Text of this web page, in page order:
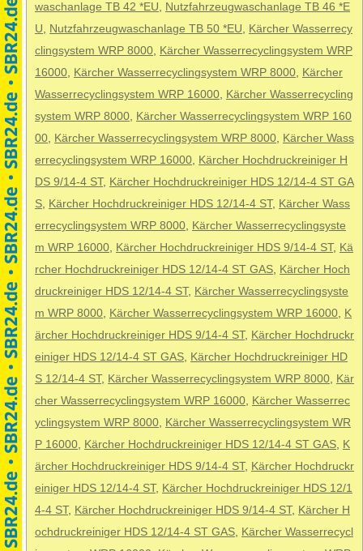
waschanlage TB 42 *EU, Nutzfahrzeugwaschanlage TB 46 *E
U, Nutzfahrzeugwaschanlage TB 50 *EU, Kärcher Wasserrecy
clingsystem WRP 8000, Kärcher Wasserrecyclingsystem WRP
16000, Kärcher Wasserrecyclingsystem WRP 8000, Kärcher
Wasserrecyclingsystem WRP 16000, Kärcher Wasserrecycling
system WRP 8000, Kärcher Wasserrecyclingsystem WRP 160
00, Kärcher Wasserrecyclingsystem WRP 8000, Kärcher Wass
errecyclingsystem WRP 16000, Kärcher Hochdruckreiniger H
DS 9/14-4 ST, Kärcher Hochdruckreiniger HDS 12/14-4 ST GA
S, Kärcher Hochdruckreiniger HDS 12/14-4 ST, Kärcher Wass
errecyclingsystem WRP 8000, Kärcher Wasserrecyclingsyste
m WRP 16000, Kärcher Hochdruckreiniger HDS 9/14-4 ST, Kä
rcher Hochdruckreiniger HDS 12/14-4 ST GAS, Kärcher Hoch
druckreiniger HDS 12/14-4 ST, Kärcher Wasserrecyclingsyste
m WRP 8000, Kärcher Wasserrecyclingsystem WRP 16000, K
ärcher Hochdruckreiniger HDS 9/14-4 ST, Kärcher Hochdruckr
einiger HDS 12/14-4 ST GAS, Kärcher Hochdruckreiniger HD
S 12/14-4 ST, Kärcher Wasserrecyclingsystem WRP 8000, Kär
cher Wasserrecyclingsystem WRP 16000, Kärcher Wasserrec
yclingsystem WRP 8000, Kärcher Wasserrecyclingsystem WR
P 16000, Kärcher Hochdruckreiniger HDS 12/14-4 ST GAS, K
ärcher Hochdruckreiniger HDS 9/14-4 ST, Kärcher Hochdruckr
einiger HDS 12/14-4 ST, Kärcher Hochdruckreiniger HDS 12/1
4-4 ST, Kärcher Hochdruckreiniger HDS 9/14-4 ST, Kärcher H
ochdruckreiniger HDS 12/14-4 ST GAS, Kärcher Wasserrecycl